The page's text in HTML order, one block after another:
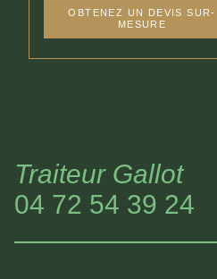
OBTENEZ UN DEVIS SUR-
MESURE
Traiteur Gallot
04 72 54 39 24